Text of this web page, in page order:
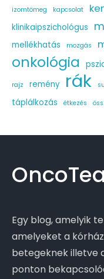
izomtömeg kapcsolat
klinikaipszichológus
mellékhatás
mozgás
onkológia
rajz remény rák
táplálkozás
étkezés
Egy blog, amelyik
amelyeket a
betegeknek illetve
ponton